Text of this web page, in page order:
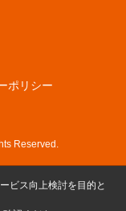
ポリシー
Reserved.
ビス向上検討を目的と